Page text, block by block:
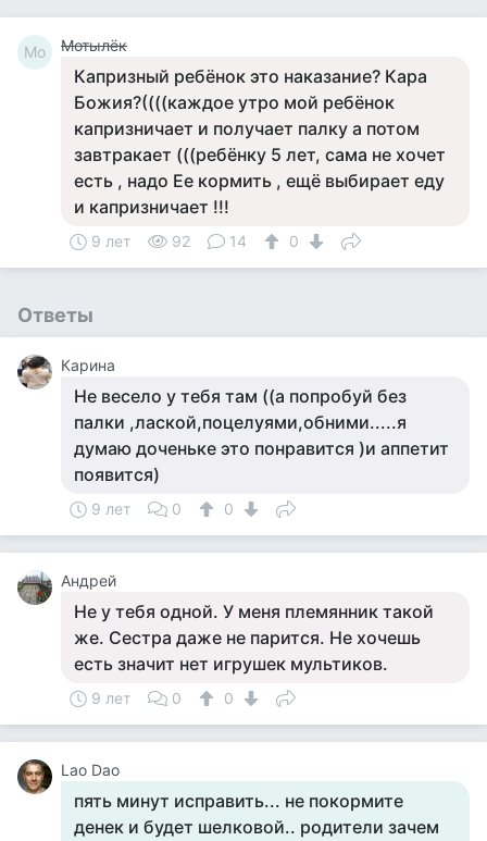
Мо Мотылёк
Капризный ребёнок это наказание? Кара
Божия?((((каждое утро мой ребёнок
капризничает и получает палку а потом
завтракает (((ребёнку 5 лет, сама не хочет
есть , надо Ее кормить , ещё выбирает еду
и капризничает !!!
9 лет 92 14 0
Ответы
Карина
Не весело у тебя там ((а попробуй без
палки ,лаской,поцелуями,обними.....я
думаю доченьке это понравится )и аппетит
появится)
9 лет 0 0
Андрей
Не у тебя одной. У меня племянник такой
же. Сестра даже не парится. Не хочешь
есть значит нет игрушек мультиков.
9 лет 0 0
Lao Dao
пять минут исправить... не покормите
денек и будет шелковой.. родители зачем